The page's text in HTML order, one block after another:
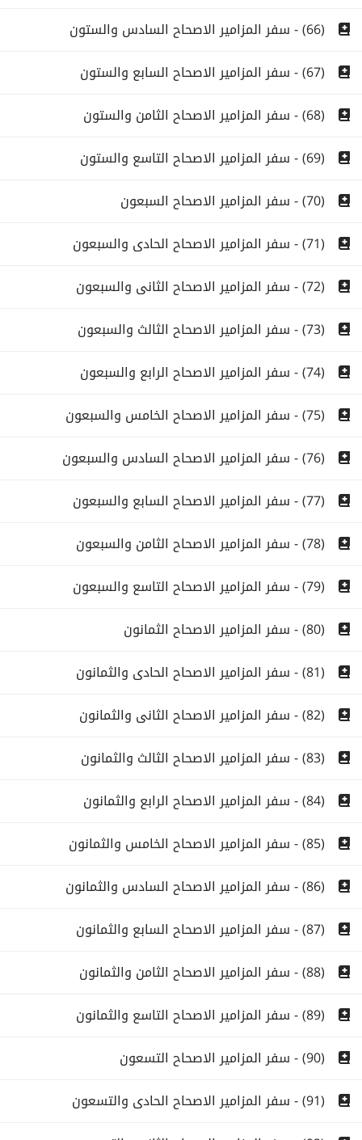
(66) - سفر المزامير الاصحاح السادس والستون
(67) - سفر المزامير الاصحاح السابع والستون
(68) - سفر المزامير الاصحاح الثامن والستون
(69) - سفر المزامير الاصحاح التاسع والستون
(70) - سفر المزامير الاصحاح السبعون
(71) - سفر المزامير الاصحاح الحادى والسبعون
(72) - سفر المزامير الاصحاح الثانى والسبعون
(73) - سفر المزامير الاصحاح الثالث والسبعون
(74) - سفر المزامير الاصحاح الرابع والسبعون
(75) - سفر المزامير الاصحاح الخامس والسبعون
(76) - سفر المزامير الاصحاح السادس والسبعون
(77) - سفر المزامير الاصحاح السابع والسبعون
(78) - سفر المزامير الاصحاح الثامن والسبعون
(79) - سفر المزامير الاصحاح التاسع والسبعون
(80) - سفر المزامير الاصحاح الثمانون
(81) - سفر المزامير الاصحاح الحادى والثمانون
(82) - سفر المزامير الاصحاح الثانى والثمانون
(83) - سفر المزامير الاصحاح الثالث والثمانون
(84) - سفر المزامير الاصحاح الرابع والثمانون
(85) - سفر المزامير الاصحاح الخامس والثمانون
(86) - سفر المزامير الاصحاح السادس والثمانون
(87) - سفر المزامير الاصحاح السابع والثمانون
(88) - سفر المزامير الاصحاح الثامن والثمانون
(89) - سفر المزامير الاصحاح التاسع والثمانون
(90) - سفر المزامير الاصحاح التسعون
(91) - سفر المزامير الاصحاح الحادى والتسعون